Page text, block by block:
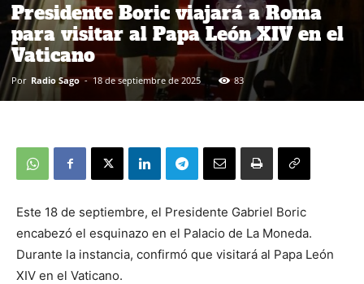
Presidente Boric viajará a Roma
para visitar al Papa León XIV en el
Vaticano
Por Radio Sago - 18 de septiembre de 2025 83
Este 18 de septiembre, el Presidente Gabriel Boric
encabezó el esquinazo en el Palacio de La Moneda.
Durante la instancia, confirmó que visitará al Papa León
XIV en el Vaticano.